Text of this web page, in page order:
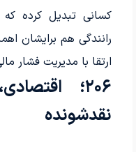
کسانی تبدیل کرده که
رانندگی هم برایشان
ارتقا با مدیریت فشار
۲۰۶؛
نقدشونده